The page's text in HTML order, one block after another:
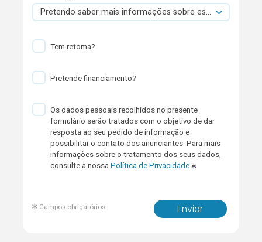
Pretendo saber mais informações sobre esta viatura.
Tem retoma?
Pretende financiamento?
Os dados pessoais recolhidos no presente
formulário serão tratados com o objetivo de dar
resposta ao seu pedido de informação e
possibilitar o contato dos anunciantes. Para mais
informações sobre o tratamento dos seus dados,
consulte a nossaPolítica de Privacidade
Enviar
Campos obrigatórios